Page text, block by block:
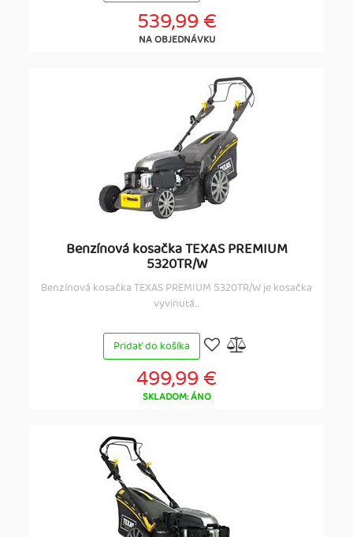
539,99 €
NA OBJEDNÁVKU
Benzínová kosačka TEXAS PREMIUM
5320TR/W
Benzínová kosačka TEXAS PREMIUM 5320TR/W je kosačka
vyvinutá...
Pridať do košíka
499,99 €
SKLADOM: ÁNO